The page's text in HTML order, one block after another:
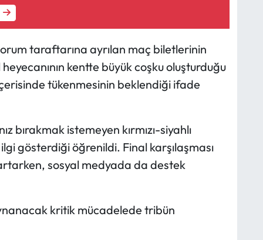
taraftarına ayrılan maç biletlerinin
heyecanının kentte büyük coşku oluşturduğu
tükenmesinin beklendiği ifade
bırakmak istemeyen kırmızı-siyahlı
gösterdiği öğrenildi. Final karşılaşması
sosyal medyada da destek
kritik mücadelede tribün